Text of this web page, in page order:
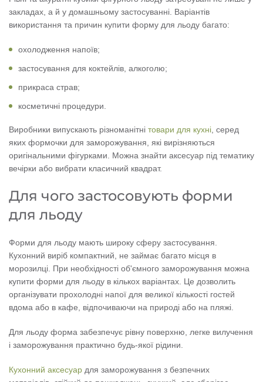
закладах, а й у домашньому застосуванні. Варіантів
використання та причин купити форму для льоду багато:
охолодження напоїв;
застосування для коктейлів, алкоголю;
прикраса страв;
косметичні процедури.
Виробники випускають різноманітні товари для кухні , серед
яких формочки для заморожування, які вирізняються
оригінальними фігурками. Можна знайти аксесуар під тематику
вечірки або вибрати класичний квадрат.
Для чого застосовують форми
для льоду
Форми для льоду мають широку сферу застосування.
Кухонний виріб компактний, не займає багато місця в
морозилці. При необхідності об'ємного заморожування можна
купити форми для льоду в кількох варіантах. Це дозволить
організувати прохолодні напої для великої кількості гостей
вдома або в кафе, відпочиваючи на природі або на пляжі.
Для льоду форма забезпечує рівну поверхню, легке вилучення
і заморожування практично будь-якої рідини.
Кухонний аксесуар для заморожування з безпечних